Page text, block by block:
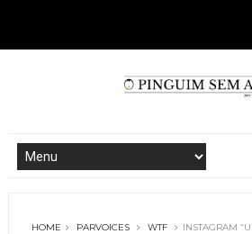
HOME PARVOICES WTF INSTAGRAM